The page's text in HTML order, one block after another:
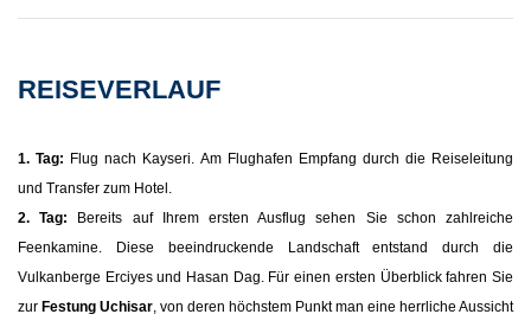
REISEVERLAUF
1. Tag: Flug nach Kayseri. Am Flughafen Empfang durch die Reiseleitung
und Transfer zum Hotel.
2. Tag:
Bereits auf Ihrem ersten Ausflug sehen Sie schon zahlreiche
Feenkamine. Diese beeindruckende Landschaft entstand durch die
Vulkanberge Erciyes und Hasan Dag. Für einen ersten Überblick fahren Sie
zur Festung Uchisar, von deren höchstem Punkt man eine herrliche Aussicht